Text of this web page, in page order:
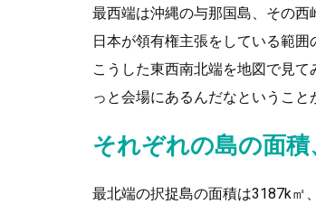
最西端は沖縄の与那国島、その西
日本が領有権主張をしている範囲
こうした東西南北端を地図で見
っと会場にあるんだなということ
それぞれの島の面
最北端の択捉島の面積は3187k㎡